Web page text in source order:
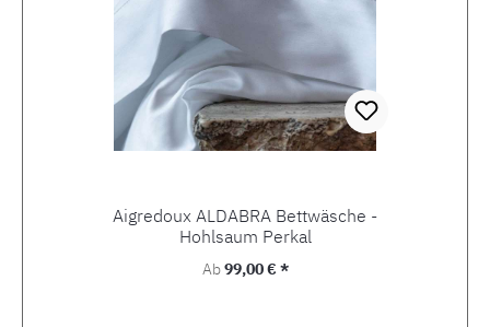
Aigredoux ALDABRA Bettwäsche -
Hohlsaum Perkal
Regulärer Preis:
Ab99,00 € *